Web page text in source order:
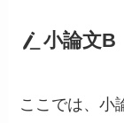
小論文B
ここでは、小